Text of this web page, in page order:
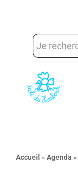
contenu
Accueil » Agenda »